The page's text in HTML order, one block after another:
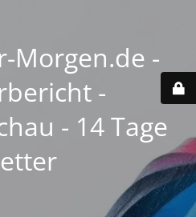
Morgen.de -
-
- 14 Tage